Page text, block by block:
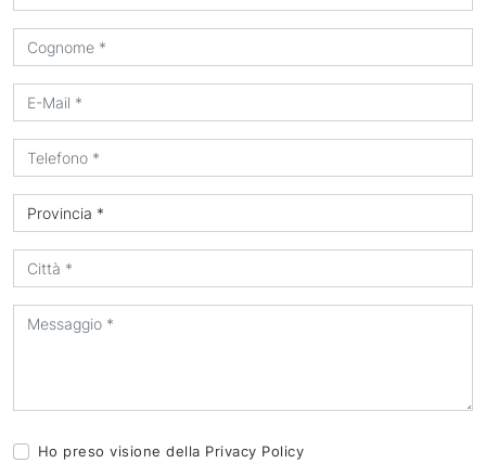
Ho preso visione della Privacy Policy